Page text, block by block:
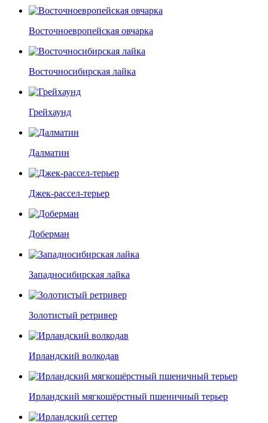
Восточноевропейская овчарка
Восточносибирская лайка
Грейхаунд
Далматин
Джек-рассел-терьер
Доберман
Западносибирская лайка
Золотистый ретривер
Ирландский волкодав
Ирландский мягкошёрстный пшеничный терьер